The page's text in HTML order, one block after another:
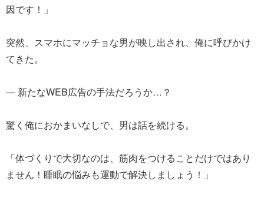
因です！」
突然、スマホにマッチョな男が映し出され、俺に呼びかけ
てきた。
― 新たなWEB広告の手法だろうか…？
驚く俺におかまいなしで、男は話を続ける。
「体づくりで大切なのは、筋肉をつけることだけではあり
ません！睡眠の悩みも運動で解決しましょう！」